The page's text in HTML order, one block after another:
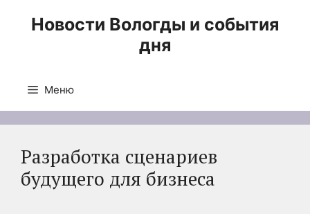
Новости Вологды и события
дня
Меню
Разработка сценариев
будущего для бизнеса